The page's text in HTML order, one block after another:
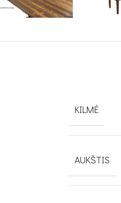
KILMĖ
AUKŠTIS